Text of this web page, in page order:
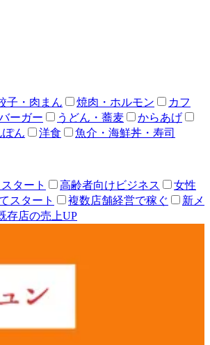
子・肉まん 焼肉・ホルモン
カフ
ーガー うどん・蕎麦
からあげ
ぽん 洋食 魚介・海鮮丼・寿司
タート 高齢者向けビジネス
女性
スタート 複数店舗経営で稼ぐ
新メ
存店の売上UP